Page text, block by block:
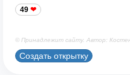
49
© Принадлежит сайту. Автор:
Создать открытку